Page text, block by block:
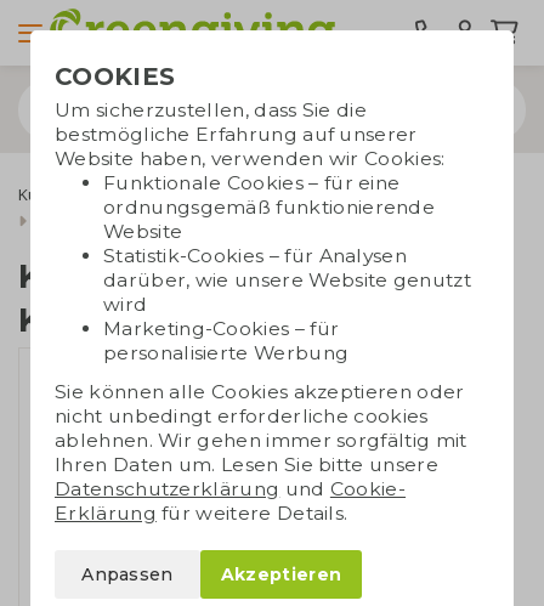
Kugelschreiber
Recycelte Kugelschreiber
Kugelschreiber Kaffeesatz
Kugelschreiber
Kaffeesatz
COOKIES
Um sicherzustellen, dass Sie die
bestmögliche Erfahrung auf unserer
Website haben, verwenden wir Cookies:
Funktionale Cookies – für eine
ordnungsgemäß funktionierende
Website
Statistik-Cookies – für Analysen
darüber, wie unsere Website genutzt
wird
Marketing-Cookies – für
personalisierte Werbung
Sie können alle Cookies akzeptieren oder
nicht unbedingt erforderliche cookies
ablehnen. Wir gehen immer sorgfältig mit
Ihren Daten um. Lesen Sie bitte unsere
Datenschutzerklärung und Cookie-
Erklärung für weitere Details.
Anpassen Akzeptieren